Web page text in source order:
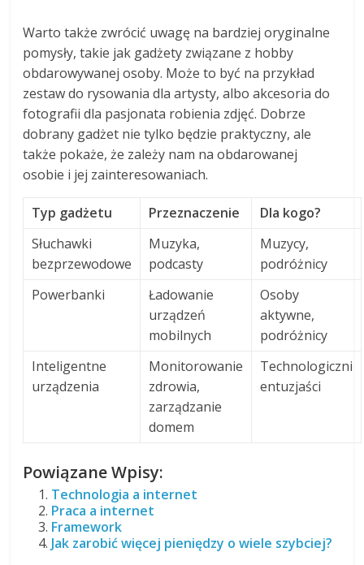
Warto także zwrócić uwagę na bardziej oryginalne
pomysły, takie jak gadżety związane z hobby
obdarowywanej osoby. Może to być na przykład
zestaw do rysowania dla artysty, albo akcesoria do
fotografii dla pasjonata robienia zdjęć. Dobrze
dobrany gadżet nie tylko będzie praktyczny, ale
także pokaże, że zależy nam na obdarowanej
osobie i jej zainteresowaniach.
Typ gadżetu Przeznaczenie
Dla kogo?
Słuchawki
bezprzewodowe
Muzyka,
podcasty
Muzycy,
podróżnicy
Powerbanki
Ładowanie
urządzeń
mobilnych
Osoby
aktywne,
podróżnicy
Inteligentne
urządzenia
Monitorowanie
zdrowia,
zarządzanie
domem
Technologiczni
entuzjaści
Powiązane Wpisy:
Technologia a internet
Praca a internet
Framework
Jak zarobić więcej pieniędzy o wiele szybciej?